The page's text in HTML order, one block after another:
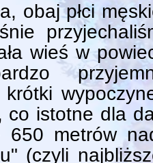
obaj płci
wieś w
co istotne dla
650 metrów
(czyli